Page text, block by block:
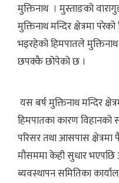
मुक्तिनाथ । मुस्ताङको
मुक्तिनाथ मन्दिर क्षेत्रमा
भइरहेको हिमपातले
छपक्कै छोपेको छ ।
यस बर्ष मुक्तिनाथ मन्दिर
हिमपातका कारण विहानको
परिसर तथा आसपास क्षेत्रमा
मौसममा केही सुधार
ब्यवस्थापन समितिका